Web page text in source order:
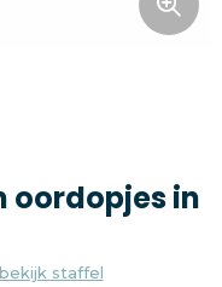
oordopjes in
bekijk staffel